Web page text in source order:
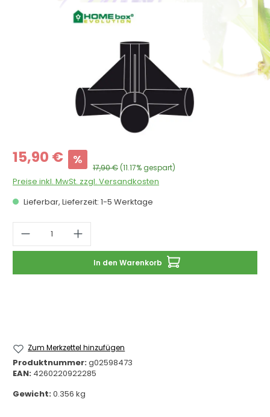
Verkaufspreis:
15,90 € %
Regulärer Preis:
17,90 € (11.17% gespart)
Preise inkl. MwSt. zzgl. Versandkosten
Lieferbar, Lieferzeit: 1-5 Werktage
Produkt Anzahl: Gib den
In den Warenkorb
Zum Merkzettel hinzufügen
Produktnummer:g02598473
EAN: 4260220922285
Gewicht:0.356 kg